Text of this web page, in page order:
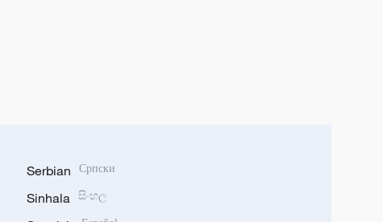
Serbian Српски
Sinhala සිංහල